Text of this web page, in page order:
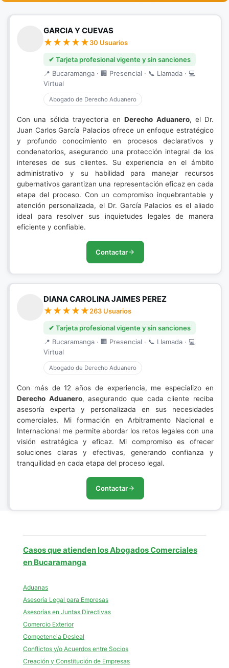
GARCIA Y CUEVAS
30 Usuarios
✔ Tarjeta profesional vigente y sin sanciones
📍 Bucaramanga · 🏢 Presencial · 📞 Llamada · 💻
Virtual
Abogado de Derecho Aduanero
Con una sólida trayectoria enDerecho Aduanero, el Dr.
Juan Carlos García Palacios ofrece un enfoque estratégico
y profundo conocimiento en procesos declarativos y
condenatorios, asegurando una protección integral de los
intereses de sus clientes. Su experiencia en el ámbito
administrativo y su habilidad para manejar recursos
gubernativos garantizan una representación eficaz en cada
etapa del proceso. Con un compromiso inquebrantable y
atención personalizada, el Dr. García Palacios es el aliado
ideal para resolver sus inquietudes legales de manera
eficiente y confiable.
Contactar
DIANA CAROLINA JAIMES PEREZ
263 Usuarios
✔ Tarjeta profesional vigente y sin sanciones
📍 Bucaramanga · 🏢 Presencial · 📞 Llamada · 💻
Virtual
Abogado de Derecho Aduanero
Con más de 12 años de experiencia, me especializo en
Derecho Aduanero, asegurando que cada cliente reciba
asesoría experta y personalizada en sus necesidades
comerciales. Mi formación en Arbitramento Nacional e
Internacional me permite abordar los retos legales con una
visión estratégica y eficaz. Mi compromiso es ofrecer
soluciones claras y efectivas, generando confianza y
tranquilidad en cada etapa del proceso legal.
Contactar
Casos que atienden los Abogados Comerciales
en Bucaramanga
Aduanas
Asesoría Legal para Empresas
Asesorías en Juntas Directivas
Comercio Exterior
Competencia Desleal
Conflictos y/o Acuerdos entre Socios
Creación y Constitución de Empresas